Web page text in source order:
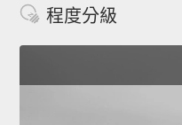
程度分級